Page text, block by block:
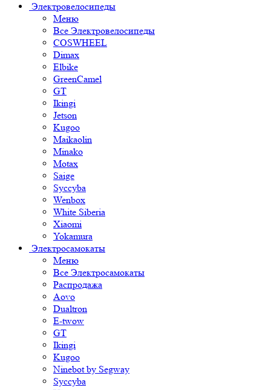
Электровелосипеды
Меню
Все Электровелосипеды
COSWHEEL
Dimax
Elbike
GreenCamel
GT
Ikingi
Jetson
Kugoo
Maikaolin
Minako
Motax
Saige
Syccyba
Wenbox
White Siberia
Xiaomi
Yokamura
Электросамокаты
Меню
Все Электросамокаты
Распродажа
Aovo
Dualtron
E-twow
GT
Ikingi
Kugoo
Ninebot by Segway
Syccyba